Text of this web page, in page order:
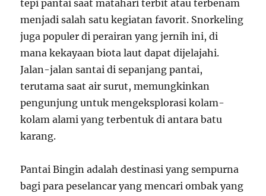
tepi pantai saat matahari terbit atau terbenam
menjadi salah satu kegiatan favorit. Snorkeling
juga populer di perairan yang jernih ini, di
mana kekayaan biota laut dapat dijelajahi.
Jalan-jalan santai di sepanjang pantai,
terutama saat air surut, memungkinkan
pengunjung untuk mengeksplorasi kolam-
kolam alami yang terbentuk di antara batu
karang.
Pantai Bingin adalah destinasi yang sempurna
bagi para peselancar yang mencari ombak yang